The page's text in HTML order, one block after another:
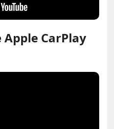
Apple CarPlay